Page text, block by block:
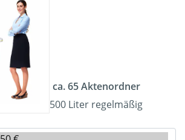
ca. 65 Aktenordner
500 Liter regelmäßig